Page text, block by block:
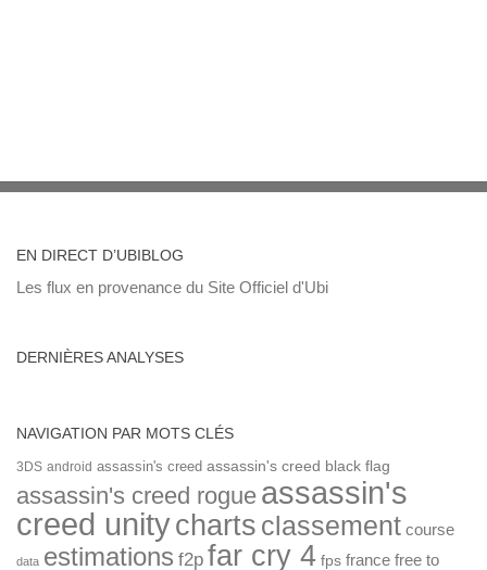
EN DIRECT D’UBIBLOG
Les flux en provenance du Site Officiel d'Ubi
DERNIÈRES ANALYSES
NAVIGATION PAR MOTS CLÉS
3DS android assassin's creed assassin's creed black flag
assassin's creed rogue assassin's
creed unitycharts classement course
data estimations f2p far cry 4 fps france free to